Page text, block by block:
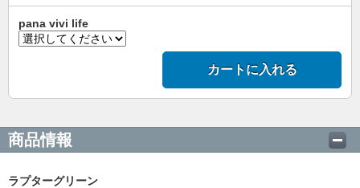
pana vivi life
カートに入れる
商品情報
ラプターグリーン